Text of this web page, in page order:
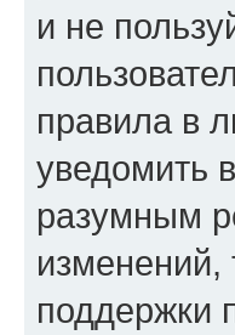
и не
правила в
уведомить
разумным
изменений,
поддержки